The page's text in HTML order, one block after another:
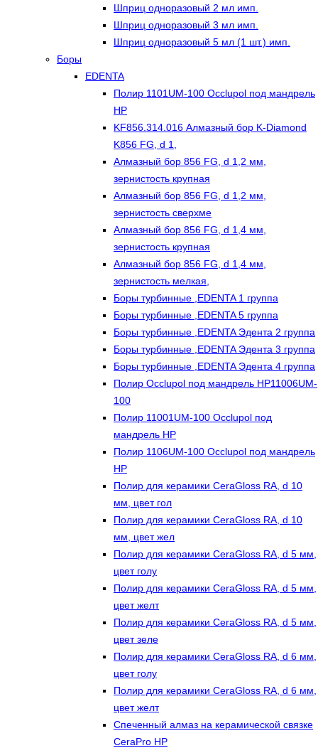
Шприц одноразовый 2 мл имп.
Шприц одноразовый 3 мл имп.
Шприц одноразовый 5 мл (1 шт.) имп.
Боры
EDENTA
Полир 1101UM-100 Occlupol под мандрель
HP
KF856.314.016 Алмазный бор K-Diamond
K856 FG, d 1,
Алмазный бор 856 FG, d 1,2 мм,
зернистость крупная
Алмазный бор 856 FG, d 1,2 мм,
зернистость сверхме
Алмазный бор 856 FG, d 1,4 мм,
зернистость крупная
Алмазный бор 856 FG, d 1,4 мм,
зернистость мелкая,
Боры турбинные ,EDENTA 1 группа
Боры турбинные ,EDENTA 5 группа
Боры турбинные ,EDENTA Эдента 2 группа
Боры турбинные ,EDENTA Эдента 3 группа
Боры турбинные ,EDENTA Эдента 4 группа
Полир Occlupol под мандрель HP11006UM-
100
Полир 11001UM-100 Occlupol под
мандрель HP
Полир 1106UM-100 Occlupol под мандрель
HP
Полир для керамики CeraGloss RA, d 10
мм, цвет гол
Полир для керамики CeraGloss RA, d 10
мм, цвет жел
Полир для керамики CeraGloss RA, d 5 мм,
цвет голу
Полир для керамики CeraGloss RA, d 5 мм,
цвет желт
Полир для керамики CeraGloss RA, d 5 мм,
цвет зеле
Полир для керамики CeraGloss RA, d 6 мм,
цвет голу
Полир для керамики CeraGloss RA, d 6 мм,
цвет желт
Спеченный алмаз на керамической связке
CeraPro HP